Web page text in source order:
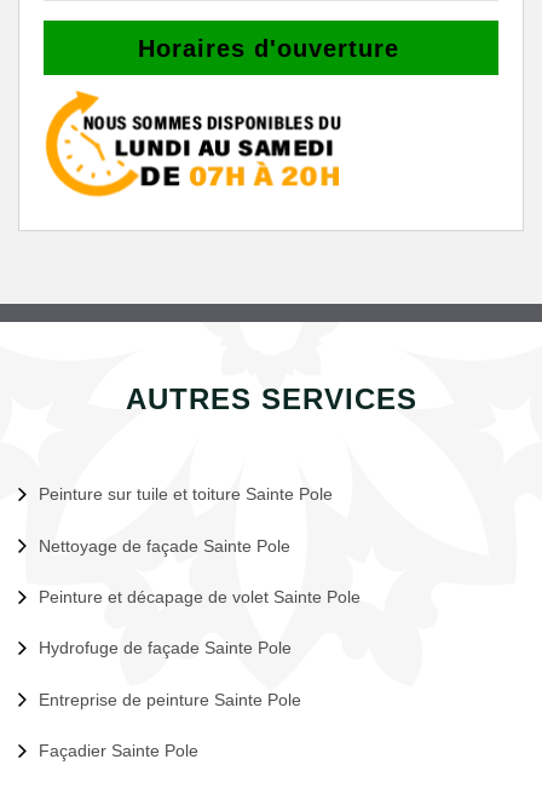
Horaires d'ouverture
AUTRES SERVICES
Peinture sur tuile et toiture Sainte Pole
Nettoyage de façade Sainte Pole
Peinture et décapage de volet Sainte Pole
Hydrofuge de façade Sainte Pole
Entreprise de peinture Sainte Pole
Façadier Sainte Pole